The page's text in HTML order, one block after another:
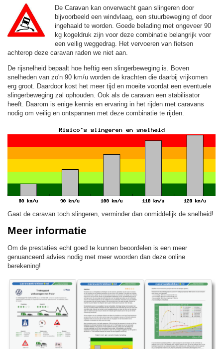
De Caravan kan onverwacht gaan slingeren door
bijvoorbeeld een windvlaag, een stuurbeweging of door
ingehaald te worden. Goede belading met ongeveer 90
kg kogeldruk zijn voor deze combinatie belangrijk voor
een veilig weggedrag. Het vervoeren van fietsen
achterop deze caravan raden we niet aan.
De rijsnelheid bepaalt hoe heftig een slingerbeweging is. Boven
snelheden van zo'n 90 km/u worden de krachten die daarbij vrijkomen
erg groot. Daardoor kost het meer tijd en moeite voordat een eventuele
slingerbeweging zal ophouden. Ook als de caravan een stabilisator
heeft. Daarom is enige kennis en ervaring in het rijden met caravans
nodig om veilig en ontspannen met deze combinatie te rijden.
Gaat de caravan toch slingeren, verminder dan onmiddelijk de snelheid!
Meer informatie
Om de prestaties echt goed te kunnen beoordelen is een meer
genuanceerd advies nodig met meer woorden dan deze online
berekening!